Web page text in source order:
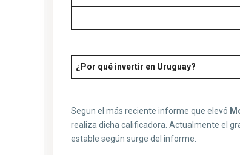
¿Por qué invertir en Uruguay?
Segun el más reciente informe que elevó
realiza dicha calificadora. Actualmente el
estable según surge del informe.